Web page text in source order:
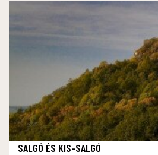
SALGÓ ÉS KIS-SALGÓ